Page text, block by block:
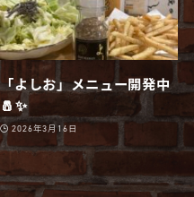
「よしお」メニュー開発中
🧂✨
2026年3月16日